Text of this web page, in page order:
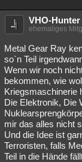
VHO-Hunter
ehemaliges
Metal Gear Ray
so`n Teil
Wenn wir noch
bekommen, wie
Kriegsmaschinerie
Die Elektronik, Die
mir das alles nicht
Und die Idee ist
Terroristen, falls
Teil in die Hände